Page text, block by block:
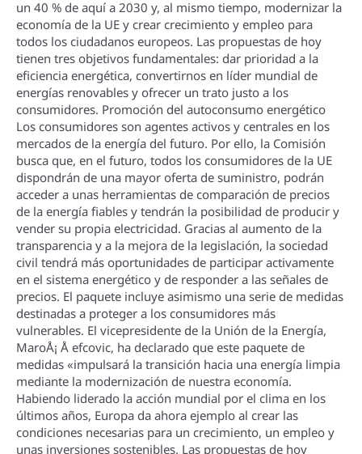
un 40 % de aquí­ a 2030 y, al mismo tiempo, modernizar la
economí­a de la UE y crear crecimiento y empleo para
todos los ciudadanos europeos. Las propuestas de hoy
tienen tres objetivos fundamentales: dar prioridad a la
eficiencia energética, convertirnos en lí­der mundial de
energí­as renovables y ofrecer un trato justo a los
consumidores. Promoción del autoconsumo energético
Los consumidores son agentes activos y centrales en los
mercados de la energí­a del futuro. Por ello, la Comisión
busca que, en el futuro, todos los consumidores de la UE
dispondrán de una mayor oferta de suministro, podrán
acceder a unas herramientas de comparación de precios
de la energí­a fiables y tendrán la posibilidad de producir y
vender su propia electricidad. Gracias al aumento de la
transparencia y a la mejora de la legislación, la sociedad
civil tendrá más oportunidades de participar activamente
en el sistema energético y de responder a las señales de
precios. El paquete incluye asimismo una serie de medidas
destinadas a proteger a los consumidores más
vulnerables. El vicepresidente de la Unión de la Energí­a,
MaroÅ¡ Å efcovic, ha declarado que este paquete de
medidas «impulsará la transición hacia una energí­a limpia
mediante la modernización de nuestra economí­a.
Habiendo liderado la acción mundial por el clima en los
últimos años, Europa da ahora ejemplo al crear las
condiciones necesarias para un crecimiento, un empleo y
unas inversiones sostenibles. Las propuestas de hoy